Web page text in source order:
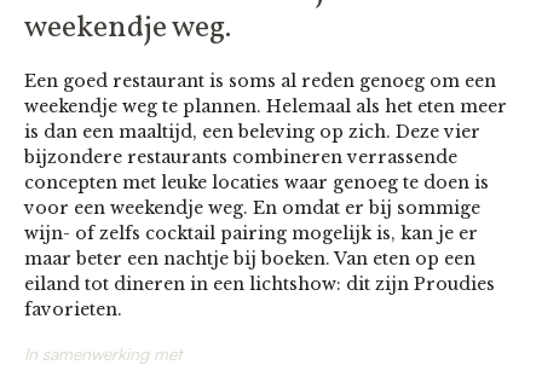
weekendje weg.
Een goed restaurant is soms al reden genoeg om een
weekendje weg te plannen. Helemaal als het eten meer
is dan een maaltijd, een beleving op zich. Deze vier
bijzondere restaurants combineren verrassende
concepten met leuke locaties waar genoeg te doen is
voor een weekendje weg. En omdat er bij sommige
wijn- of zelfs cocktail pairing mogelijk is, kan je er
maar beter een nachtje bij boeken. Van eten op een
eiland tot dineren in een lichtshow: dit zijn Proudies
favorieten.
In samenwerking met